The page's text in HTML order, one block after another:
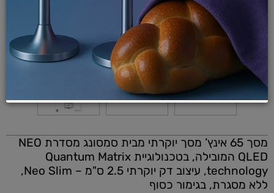
מסך 65 אינץ’ מסך יוקרתי מבית סמסונג מסדרת
NEO
QLED
המובילה, בטכנולוגיית Quantum Matrix
technology, עיצוב דק יוקרתי 2.5 ס"מ – Neo Slim,
ללא מסגרת, בגימור כסוף